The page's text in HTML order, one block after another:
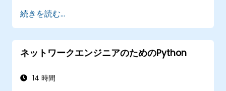
続きを読む...
ネットワークエンジニアのためのPython
14 時間